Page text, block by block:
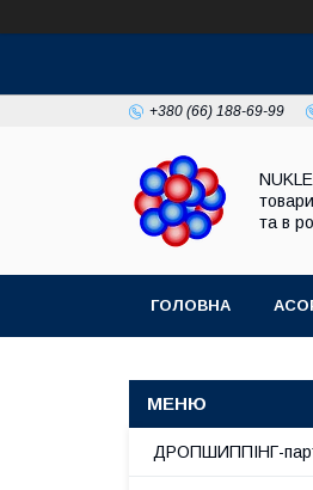
+380 (66) 188-69-99
та в
ГОЛОВНА
ДРОПШИППІНГ-